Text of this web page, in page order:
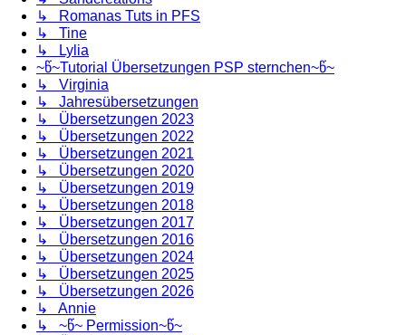
↳ Romanas Tuts in PFS
↳ Tine
↳ Lylia
~წ~Tutorial Übersetzungen PSP sternchen~წ~
↳ Virginia
↳ Jahresübersetzungen
↳ Übersetzungen 2023
↳ Übersetzungen 2022
↳ Übersetzungen 2021
↳ Übersetzungen 2020
↳ Übersetzungen 2019
↳ Übersetzungen 2018
↳ Übersetzungen 2017
↳ Übersetzungen 2016
↳ Übersetzungen 2024
↳ Übersetzungen 2025
↳ Übersetzungen 2026
↳ Annie
↳ ~წ~ Permission~წ~